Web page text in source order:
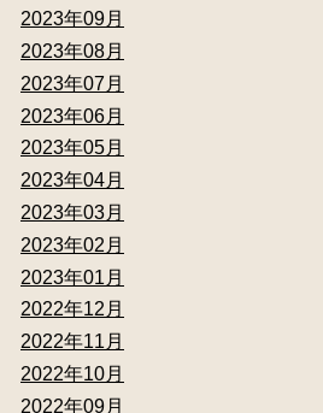
2023年09月
2023年08月
2023年07月
2023年06月
2023年05月
2023年04月
2023年03月
2023年02月
2023年01月
2022年12月
2022年11月
2022年10月
2022年09月